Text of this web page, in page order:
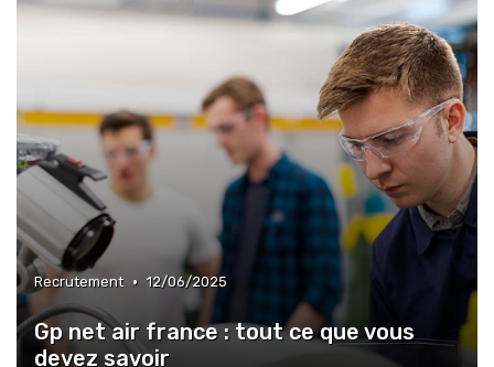
Recrutement • 12/06/2025
Gp net air france : tout ce que vous
devez savoir